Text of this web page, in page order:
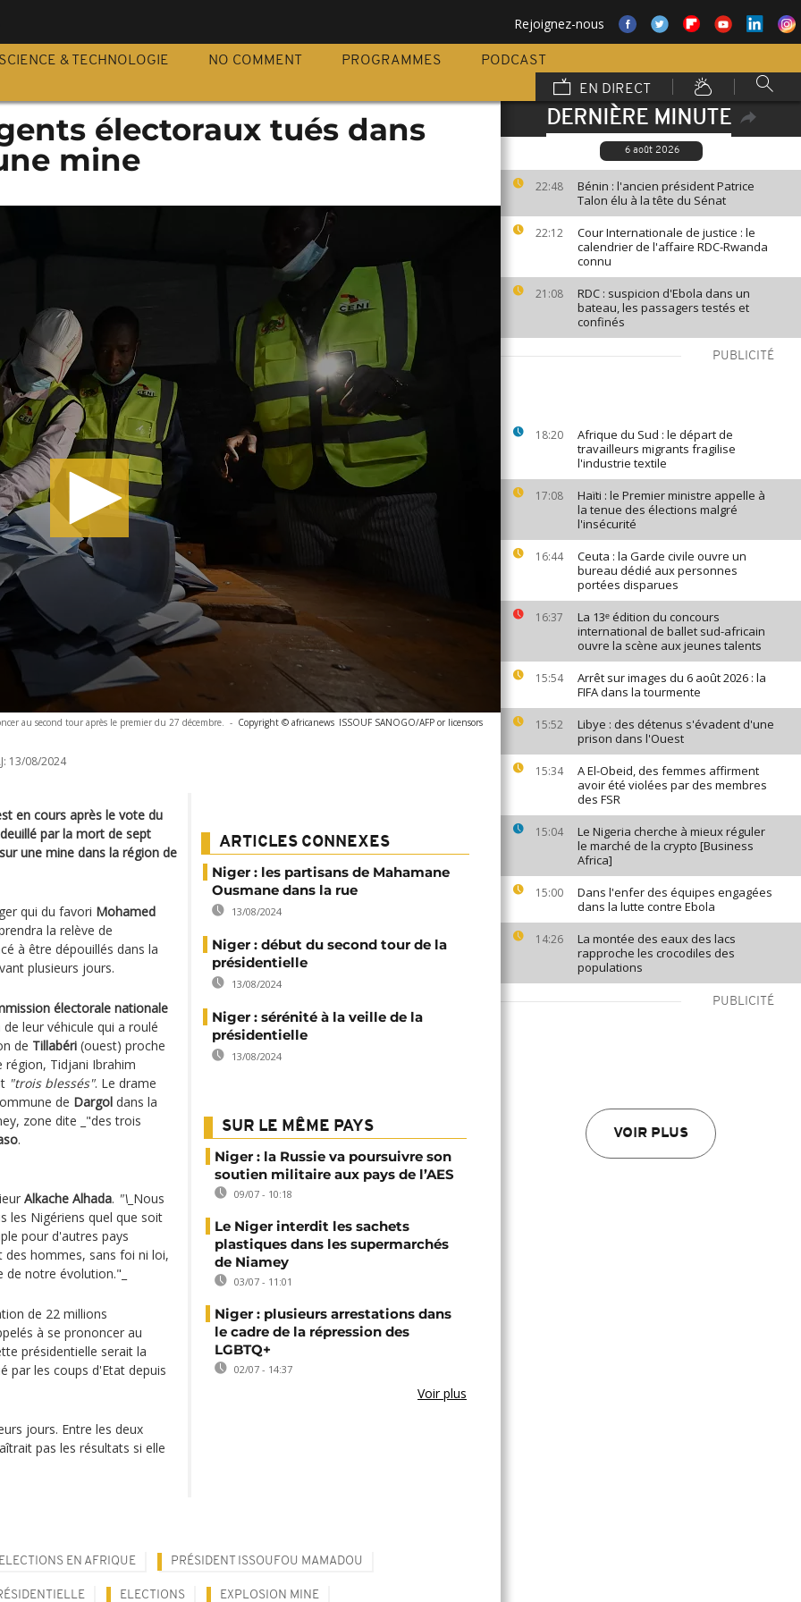
Rejoignez-nous
SCIENCE & TECHNOLOGIE NO COMMENT PROGRAMMES
PODCAST
EN DIRECT
DERNIÈRE MINUTE
6 août 2026
22:48
Bénin : l'ancien président Patrice
Talon élu à la tête du Sénat
22:12
Cour Internationale de justice : le
calendrier de l'affaire RDC-Rwanda
connu
21:08
RDC : suspicion d'Ebola dans un
bateau, les passagers testés et
confinés
PUBLICITÉ
18:20
Afrique du Sud : le départ de
travailleurs migrants fragilise
l'industrie textile
17:08
Haïti : le Premier ministre appelle à
la tenue des élections malgré
l'insécurité
16:44
Ceuta : la Garde civile ouvre un
bureau dédié aux personnes
portées disparues
16:37
La 13ᵉ édition du concours
international de ballet sud-africain
ouvre la scène aux jeunes talents
15:54
Arrêt sur images du 6 août 2026 : la
FIFA dans la tourmente
15:52
Libye : des détenus s'évadent d'une
prison dans l'Ouest
15:34
A El-Obeid, des femmes affirment
avoir été violées par des membres
des FSR
15:04
Le Nigeria cherche à mieux réguler
le marché de la crypto [Business
Africa]
15:00
Dans l'enfer des équipes engagées
dans la lutte contre Ebola
14:26
La montée des eaux des lacs
rapproche les crocodiles des
populations
PUBLICITÉ
VOIR PLUS
électoraux tués dans
mine
au second tour après le premier du 27 décembre. - Copyright © africanews ISSOUF SANOGO/AFP or licensors
13/08/2024
en cours après le vote du
par la mort de sept
une mine dans la région de
qui du favori Mohamed
la relève de
à être dépouillés dans la
plusieurs jours.
électorale nationale
leur véhicule qui a roulé
de Tillabéri (ouest) proche
région, Tidjani Ibrahim
"trois blessés". Le drame
de Dargol dans la
zone dite _"des trois
.
Alkache Alhada. "\ _Nous
les Nigériens quel que soit
pour d'autres pays
hommes, sans foi ni loi,
notre évolution."_
de 22 millions
à se prononcer au
présidentielle serait la
par les coups d'Etat depuis
jours. Entre les deux
pas les résultats si elle
ARTICLES CONNEXES
Niger : les partisans de Mahamane
Ousmane dans la rue
13/08/2024
Niger : début du second tour de la
présidentielle
13/08/2024
Niger : sérénité à la veille de la
présidentielle
13/08/2024
SUR LE MÊME PAYS
Niger : la Russie va poursuivre son
soutien militaire aux pays de l’AES
09/07 - 10:18
Le Niger interdit les sachets
plastiques dans les supermarchés
de Niamey
03/07 - 11:01
Niger : plusieurs arrestations dans
le cadre de la répression des
LGBTQ+
02/07 - 14:37
Voir plus
ELECTIONS EN AFRIQUE PRÉSIDENT ISSOUFOU MAMADOU
ELECTIONS EXPLOSION MINE